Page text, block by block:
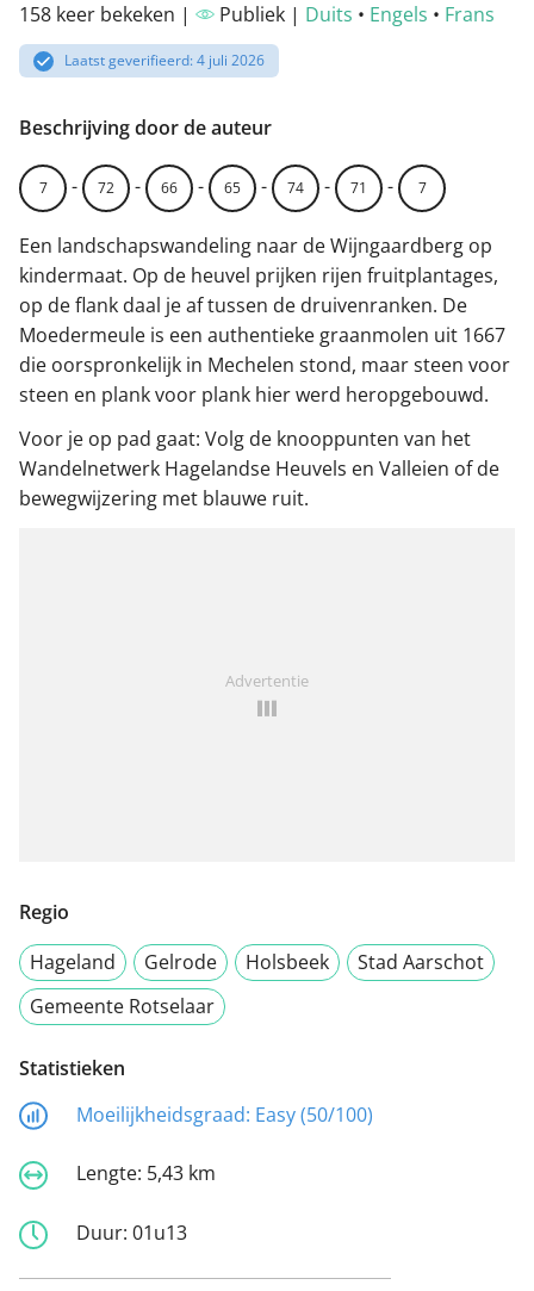
158 keer bekeken | Publiek | Duits • Engels • Frans
Laatst geverifieerd: 4 juli 2026
Beschrijving door de auteur
7 - 72 - 66 - 65 - 74 - 71 - 7
Een landschapswandeling naar de Wijngaardberg op
kindermaat. Op de heuvel prijken rijen fruitplantages,
op de flank daal je af tussen de druivenranken. De
Moedermeule is een authentieke graanmolen uit 1667
die oorspronkelijk in Mechelen stond, maar steen voor
steen en plank voor plank hier werd heropgebouwd.
Voor je op pad gaat: Volg de knooppunten van het
Wandelnetwerk Hagelandse Heuvels en Valleien of de
bewegwijzering met blauwe ruit.
Advertentie
Regio
Hageland
Gelrode Holsbeek
Stad Aarschot
Gemeente Rotselaar
Statistieken
Moeilijkheidsgraad: Easy (50/100)
Lengte: 5,43 km
Duur: 01u13